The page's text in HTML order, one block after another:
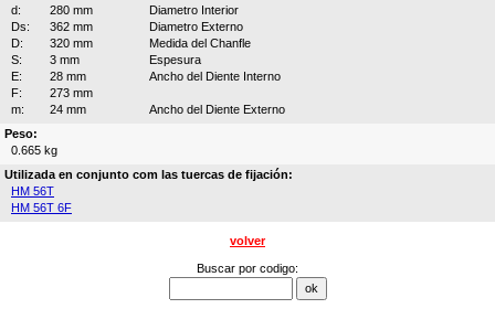
d:
280 mm
Diametro Interior
Ds:
362 mm
Diametro Externo
D:
320 mm
Medida del Chanfle
S:
3 mm
Espesura
E:
28 mm
Ancho del Diente Interno
F:
273 mm
m:
24 mm
Ancho del Diente Externo
Peso:
0.665 kg
Utilizada en conjunto com las tuercas de fijación:
HM 56T
HM 56T 6F
volver
Buscar por codigo: